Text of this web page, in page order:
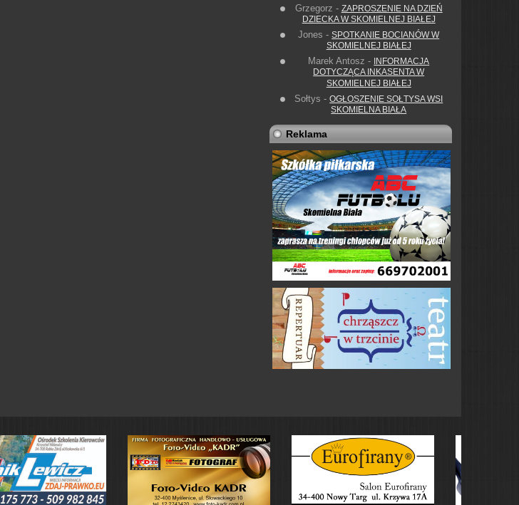
Grzegorz - ZAPROSZENIE NA DZIEŃ
DZIECKA W SKOMIELNEJ BIAŁEJ
Jones -SPOTKANIE BOCIANÓW W
SKOMIELNEJ BIAŁEJ
Marek Antosz - INFORMACJA
DOTYCZĄCA INKASENTA W
SKOMIELNEJ BIAŁEJ
Sołtys -OGŁOSZENIE SOŁTYSA WSI
SKOMIELNA BIAŁA
Reklama